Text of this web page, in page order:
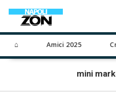
⌂ Amici 2025
mini